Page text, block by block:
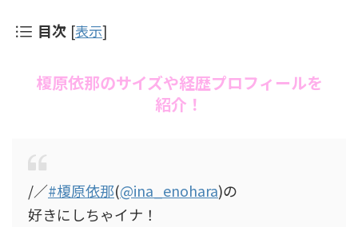
目次 [表示]
榎原依那のサイズや経歴プロフィールを
紹介！
/／#榎原依那(@ina_enohara)の
好きにしちゃイナ！